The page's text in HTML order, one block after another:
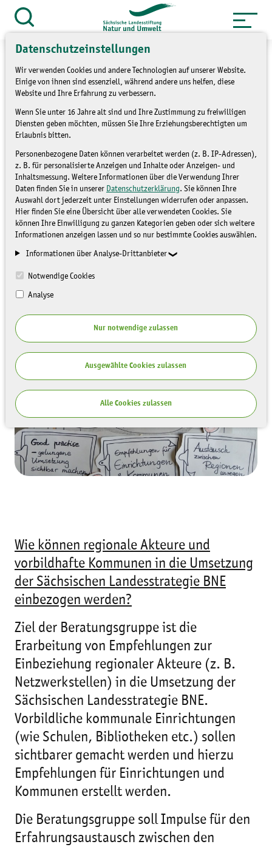
Datenschutzeinstellungen
Wir verwenden Cookies und andere Technologien auf unserer Website.
Einige von ihnen sind essenziell, während andere uns helfen, diese
Website und Ihre Erfahrung zu verbessern.
Wenn Sie unter 16 Jahre alt sind und Ihre Zustimmung zu freiwilligen
Diensten geben möchten, müssen Sie Ihre Erziehungsberechtigten um
Erlaubnis bitten.
Personenbezogene Daten können verarbeitet werden (z. B. IP-Adressen),
z. B. für personalisierte Anzeigen und Inhalte oder Anzeigen- und
Inhaltsmessung. Weitere Informationen über die Verwendung Ihrer
Daten finden Sie in unserer Datenschutzerklärung. Sie können Ihre
Auswahl dort jederzeit unter Einstellungen widerrufen oder anpassen.
Hier finden Sie eine Übersicht über alle verwendeten Cookies. Sie
können Ihre Einwilligung zu ganzen Kategorien geben oder sich weitere
Informationen anzeigen lassen und so nur bestimmte Cookies auswählen.
Informationen über Analyse-Drittanbieter
Notwendige Cookies
Analyse
Nur notwendige zulassen
Ausgewählte Cookies zulassen
Alle Cookies zulassen
Zum
Inhalt
springen
Suche
Themen » Bildung für nachhaltige
Entwicklung » Umsetzung
Landesstrategie BNE 2019_2020
» Beratungsgruppe BNE in den Regionen
und Kommunen
Beratungsgruppe: BNE in den
Regionen und Kommunen
Wie können regionale Akteure und
vorbildhafte Kommunen in die Umsetzung
der Sächsischen Landesstrategie BNE
einbezogen werden?
Ziel der Beratungsgruppe ist die
Erarbeitung von Empfehlungen zur
Einbeziehung regionaler Akteure (z. B.
Netzwerkstellen) in die Umsetzung der
Sächsischen Landesstrategie BNE.
Vorbildliche kommunale Einrichtungen
(wie Schulen, Bibliotheken etc.) sollen
sichtbarer gemacht werden und hierzu
Empfehlungen für Einrichtungen und
Kommunen erstellt werden.
Die Beratungsgruppe soll Impulse für den
Erfahrungsaustausch zwischen den